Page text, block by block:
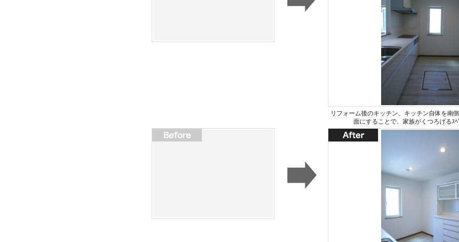
リフォーム後のキッチン。キッチン自体を南
面にすることで、家族がくつろげるｽ